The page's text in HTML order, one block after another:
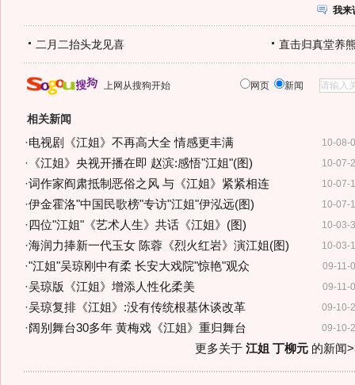
我来
二月二抬头龙见喜 直击归真堂养
上网从搜狗开始 网页 新闻
相关新闻
10-08-
·电视剧《江姐》不再高大全 情感更丰满
10-07-
· 《江姐》央视开播在即 赵滨:感悟"江姐"(图)
10-07-
·词作家阎肃抵制恶俗之风 与《江姐》紧紧相连
10-07-
·伊金霍洛"中国民歌榜"专访"江姐"伊泓远(图)
10-03-
· 四位"江姐"《艺术人生》共话《江姐》(图)
10-03-
·海润力捧新一代玉女 陈蓉《烈火红岩》演江姐(图)
09-11-
·"江姐"吴琼刚中有柔 长安大戏院"惊艳"观众
09-11-
·吴琼版《江姐》增添人性化柔美
09-10-
·吴琼复排《江姐》:没有传统根基休谈改革
09-10-
·阔别舞台30多年 黄梅戏《江姐》重归舞台
更多关于 江姐 丁柳元的新闻